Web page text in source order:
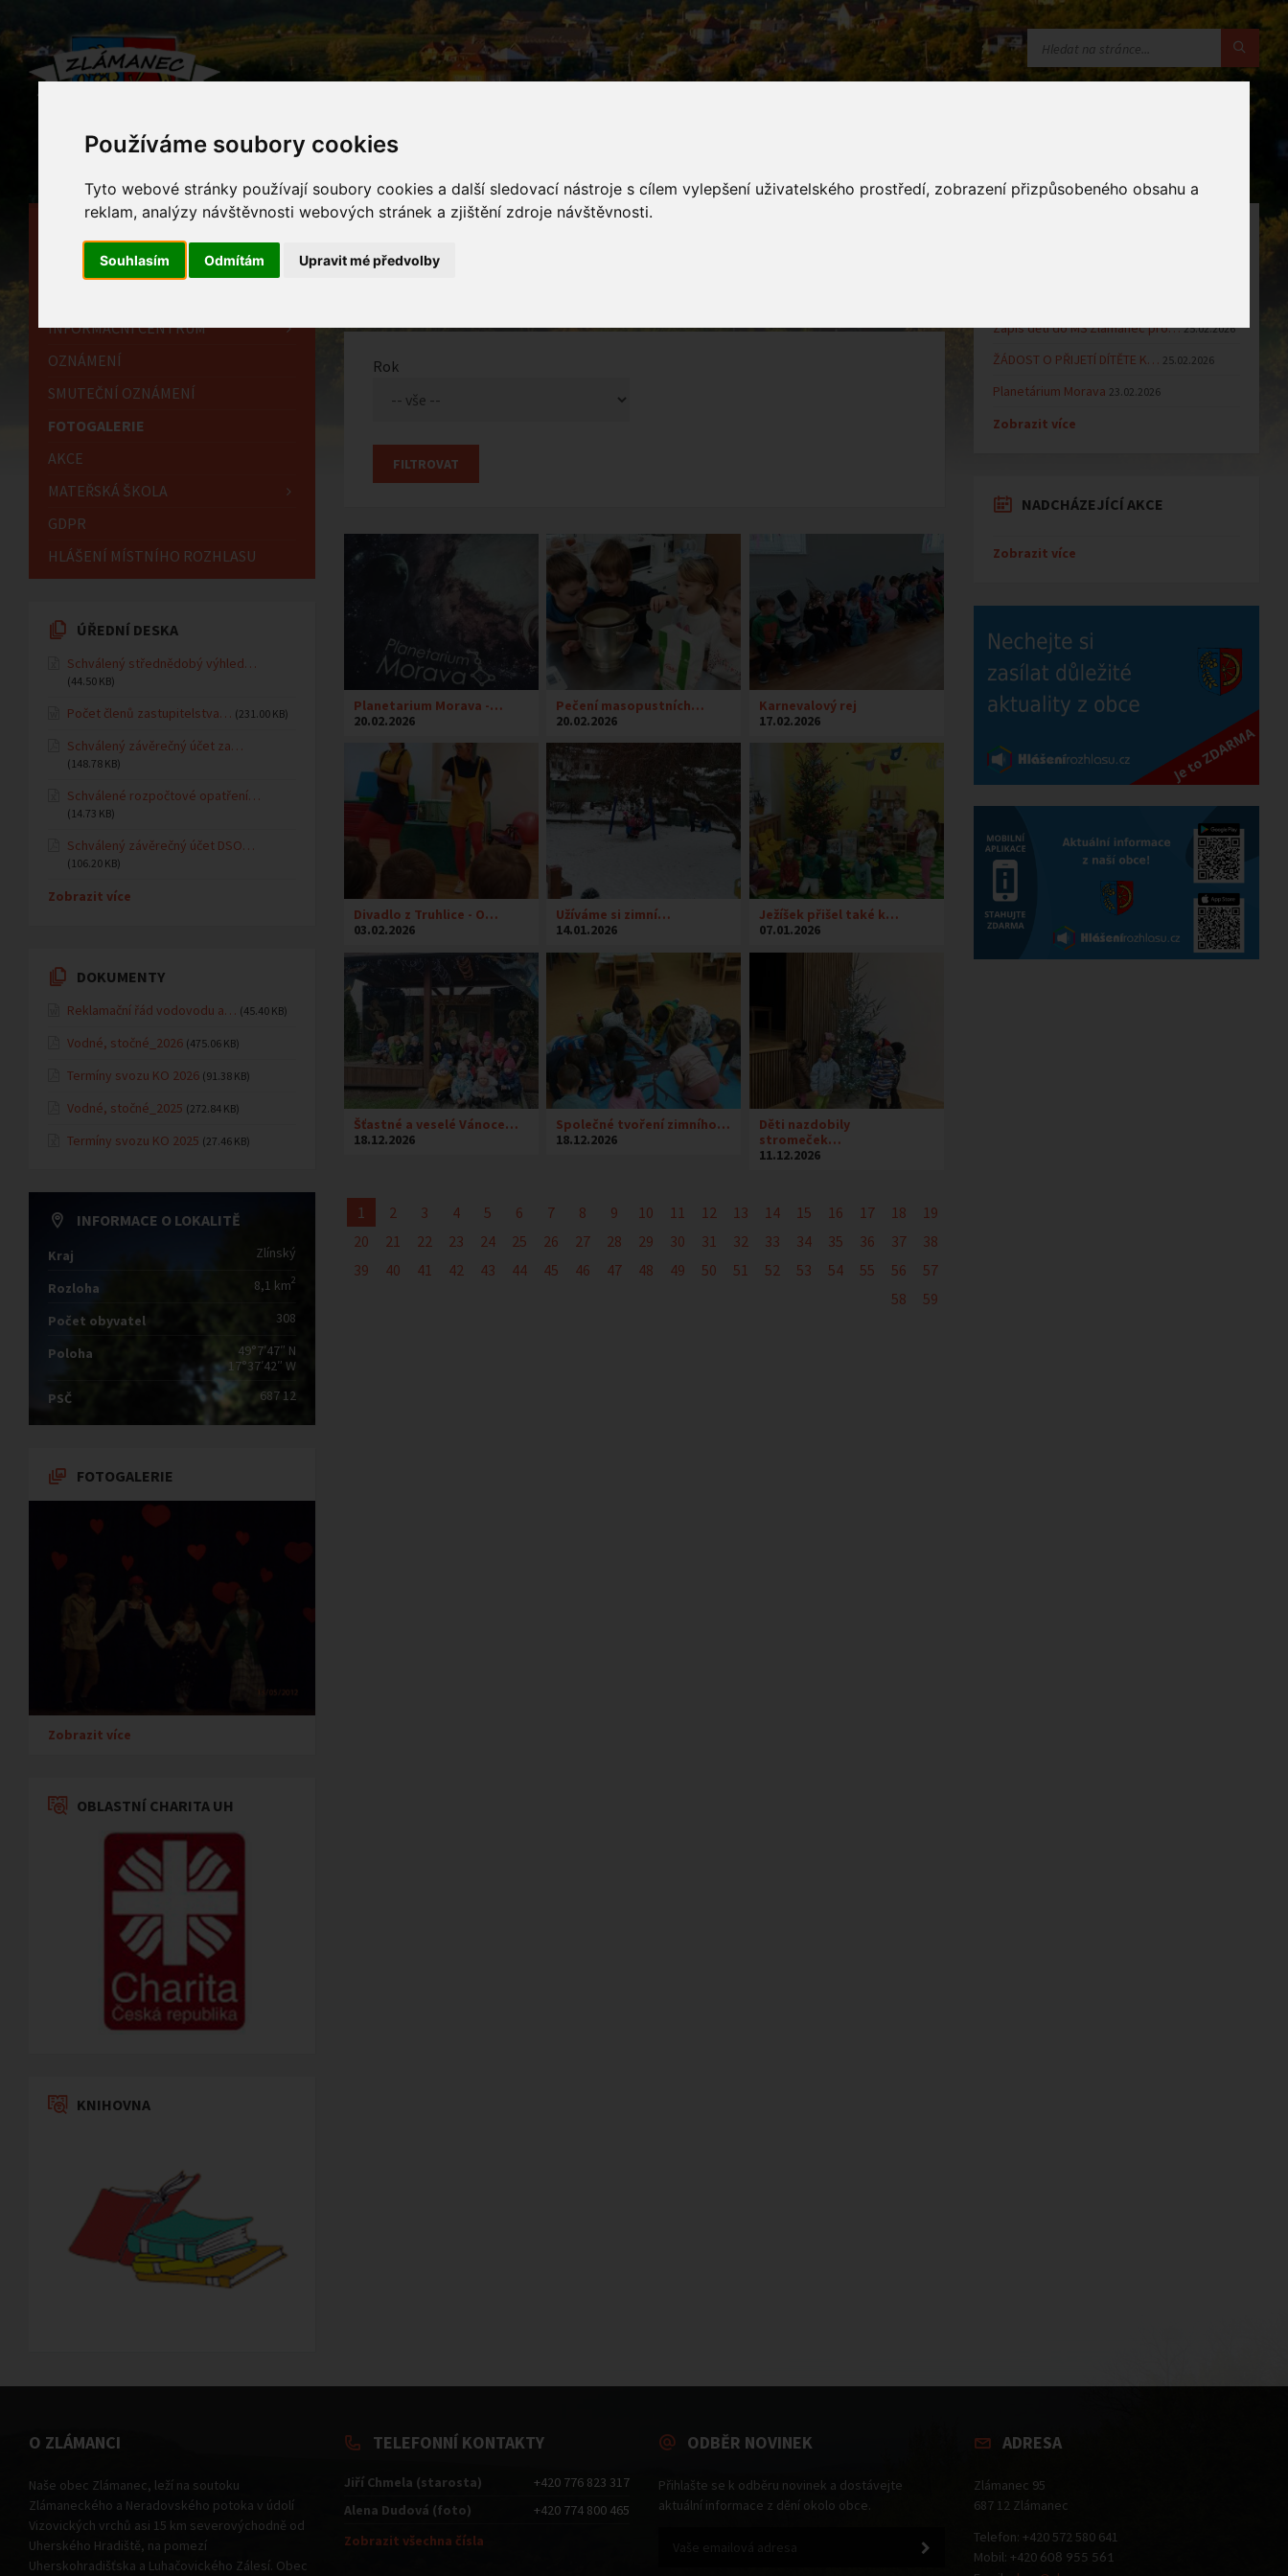
Používáme soubory cookies
Tyto webové stránky používají soubory cookies a další sledovací nástroje s cílem vylepšení uživatelského prostředí, zobrazení přizpůsobeného obsahu a
reklam, analýzy návštěvnosti webových stránek a zjištění zdroje návštěvnosti.
Souhlasím Odmítám Upravit mé předvolby
Rok
Planetarium Morava -…
20.02.2026
Pečení masopustních…
20.02.2026
Karnevalový rej
17.02.2026
Divadlo z Truhlice - O…
03.02.2026
Užíváme si zimní…
14.01.2026
Ježíšek přišel také k…
07.01.2026
Šťastné a veselé Vánoce…
18.12.2026
Společné tvoření zimního…
18.12.2026
Děti nazdobily
stromeček…
11.12.2026
1 2 3 4 5 6 7 8 9 10 11 12 13 14 15 16 17 18
19
20
21 22 23 24 25 26 27 28 29 30 31 32 33 34 35 36 37
38
39
40 41 42 43 44 45 46 47 48 49 50 51 52 53 54 55 56
57
58
59
OBECNÍ ÚŘAD
INFORMAČNÍ CENTRUM
OZNÁMENÍ
SMUTEČNÍ OZNÁMENÍ
FOTOGALERIE
AKCE
MATEŘSKÁ ŠKOLA
GDPR
HLÁŠENÍ MÍSTNÍHO ROZHLASU
ÚŘEDNÍ DESKA
Schválený střednědobý výhled…
(44.50 KB)
Počet členů zastupitelstva… (231.00 KB)
Schválený závěrečný účet za…
(148.78 KB)
Schválené rozpočtové opatření…
(14.73 KB)
Schválený závěrečný účet DSO…
(106.20 KB)
Zobrazit více
DOKUMENTY
Reklamační řád vodovodu a… (45.40 KB)
Vodné, stočné_2026 (475.06 KB)
Termíny svozu KO 2026 (91.38 KB)
Vodné, stočné_2025 (272.84 KB)
Termíny svozu KO 2025 (27.46 KB)
INFORMACE O LOKALITĚ
Kraj Zlínský
Rozloha 8,1 km2
Počet obyvatel 308
Poloha
49°7′47″ N
17°37′42″ W
PSČ
687 12
FOTOGALERIE
Zobrazit více
OBLASTNÍ CHARITA UH
KNIHOVNA
Zápis dětí do MŠ Zlámanec pro… 25.02.2026
ŽÁDOST O PŘIJETÍ DÍTĚTE K… 25.02.2026
Planetárium Morava 23.02.2026
Zobrazit více
NADCHÁZEJÍCÍ AKCE
Zobrazit více
O ZLÁMANCI
Naše obec Zlámanec, leží na soutoku
Zlámaneckého a Neradovského potoka v údolí
Vizovických vrchů asi 15 km severovýchodně od
Uherského Hradiště, na pomezí
Uherskohradišťska a Luhačovického Zálesí. Obec
TELEFONNÍ KONTAKTY
Jiří Chmela (starosta)
+420 776 823 317
Alena Dudová (foto)
+420 774 800 465
Zobrazit všechna čísla
ODBĚR NOVINEK
Přihlašte se k odběru novinek a dostávejte
aktuální informace z dění okolo obce.
ADRESA
Zlámanec 95
687 12 Zlámanec
Telefon: +420 572 580 641
Mobil: +420 608 955 561